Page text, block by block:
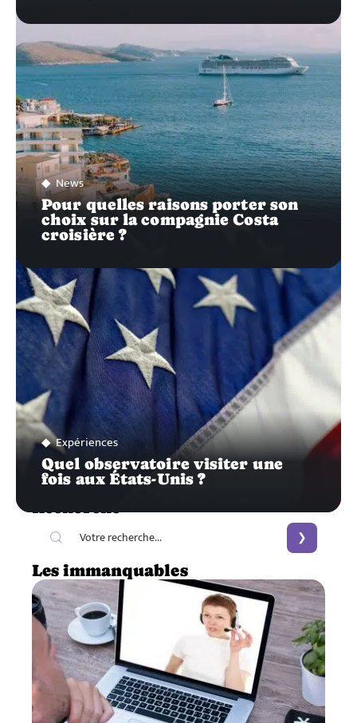
News
Pour quelles raisons porter son
choix sur la compagnie Costa
croisière ?
Expériences
Quel observatoire visiter une
fois aux États-Unis ?
Les immanquables